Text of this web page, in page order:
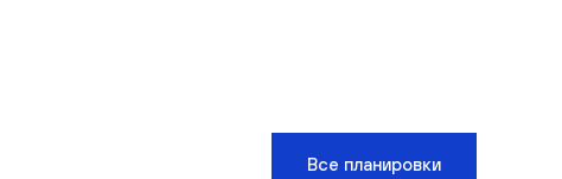
Все планировки